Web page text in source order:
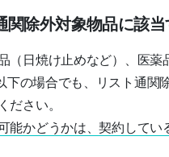
関除外対象物品に該
（日焼け止めなど）、医
下の場合でも、リスト通関
ださい。
能かどうかは、契約して